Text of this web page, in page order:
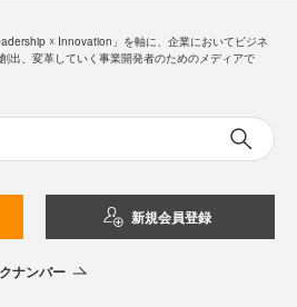
☓ Innovation」を軸に、企業においてビジネ
出、変革していく事業開発者のためのメディアで
新規会員登録
ナンバー